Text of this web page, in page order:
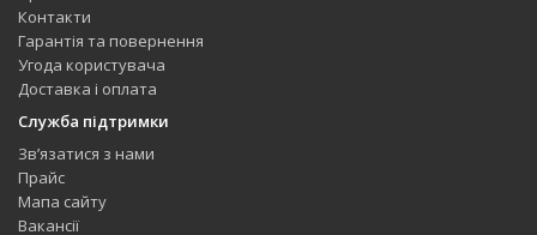
Контакти
Гарантія та повернення
Угода користувача
Доставка і оплата
Служба підтримки
Зв’язатися з нами
Прайс
Мапа сайту
Вакансії